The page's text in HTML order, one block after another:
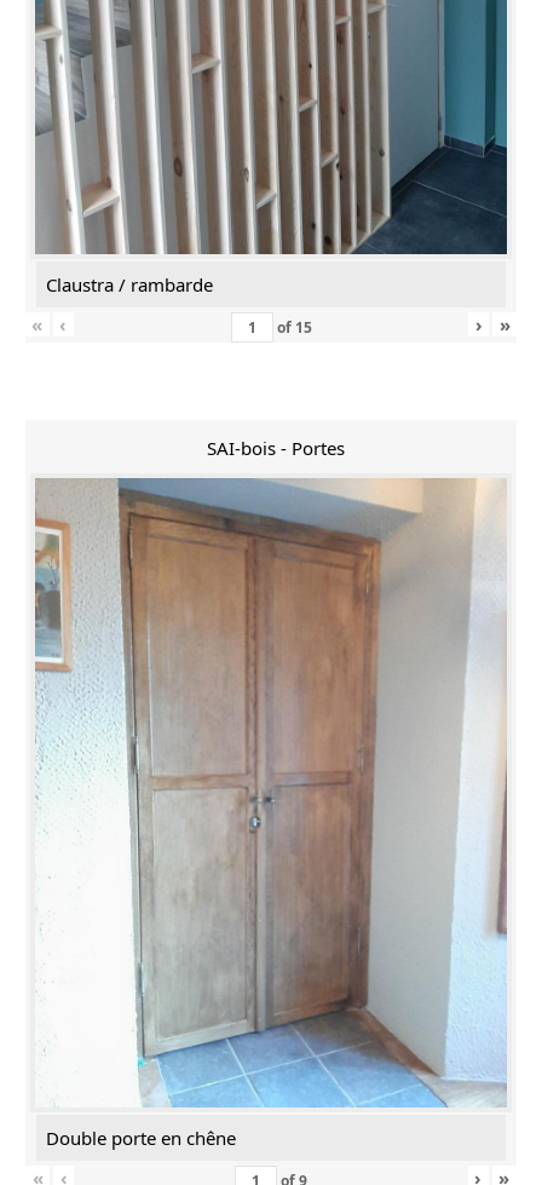
Claustra / rambarde
«
‹ of 15 › »
SAI-bois - Portes
Double porte en chêne
«
‹ of9 › »